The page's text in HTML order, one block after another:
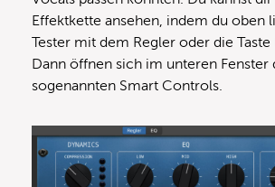
Effektkette ansehen, indem du oben
Tester mit dem Regler oder die Taste
Dann öffnen sich im unteren Fenster
sogenannten Smart Controls.